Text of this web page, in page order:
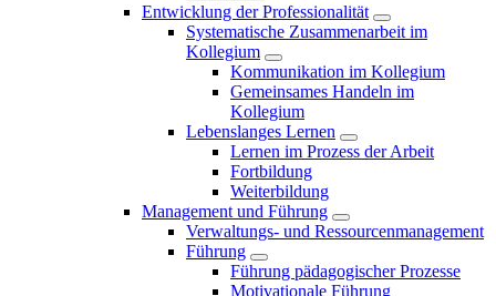
Entwicklung der Professionalität
Systematische Zusammenarbeit im
Kollegium
Kommunikation im Kollegium
Gemeinsames Handeln im
Kollegium
Lebenslanges Lernen
Lernen im Prozess der Arbeit
Fortbildung
Weiterbildung
Management und Führung
Verwaltungs- und Ressourcenmanagement
Führung
Führung pädagogischer Prozesse
Motivationale Führung